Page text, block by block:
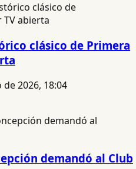
clásico de Primera
2026, 18:04
demandó al Club